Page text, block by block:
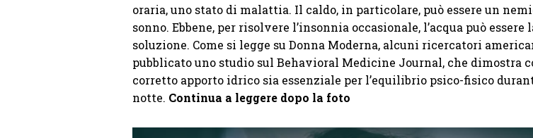
oraria, uno stato di malattia. Il caldo, in particolare, può essere un
sonno. Ebbene, per risolvere l’insonnia occasionale, l’acqua può essere
soluzione. Come si legge su Donna Moderna, alcuni ricercatori
pubblicato uno studio sul Behavioral Medicine Journal, che dimostra
corretto apporto idrico sia essenziale per l’equilibrio psico-fisico
notte. Continua a leggere dopo la foto